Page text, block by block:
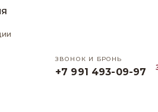
ЗВОНОК И БРОНЬ
+7 991 493-09-97